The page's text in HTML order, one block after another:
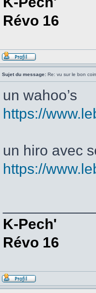
Révo 16
Sujet du message: Re: vu sur le bon
un wahoo’s
https://
un hiro avec
https://
K-Pech'
Révo 16